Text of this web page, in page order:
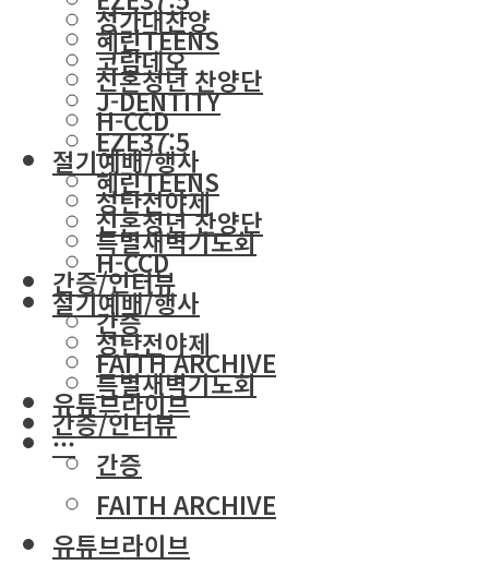
혜린TEENS
신혼청년 찬양단
H-CCD
절기예배/행사
성탄전야제
특별새벽기도회
간증/인터뷰
간증
FAITH ARCHIVE
유튜브라이브
···
성가대찬양
코람데오
J-DENTITY
EZE37:5
혜린TEENS
신혼청년 찬양단
H-CCD
절기예배/행사
성탄전야제
특별새벽기도회
간증/인터뷰
간증
FAITH ARCHIVE
유튜브라이브